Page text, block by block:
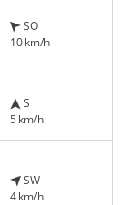
SO
10 km/h
S
5 km/h
SW
4 km/h